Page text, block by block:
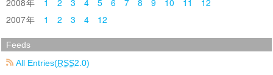
2008
1 2 3 4 5 6 7 8 9 10 11
12
2007
1 2 3 4 12
Feeds
All Entries(RSS2.0)